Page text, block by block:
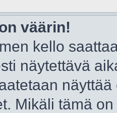
väärin!
kello
näytettävä
Mikäli tämä